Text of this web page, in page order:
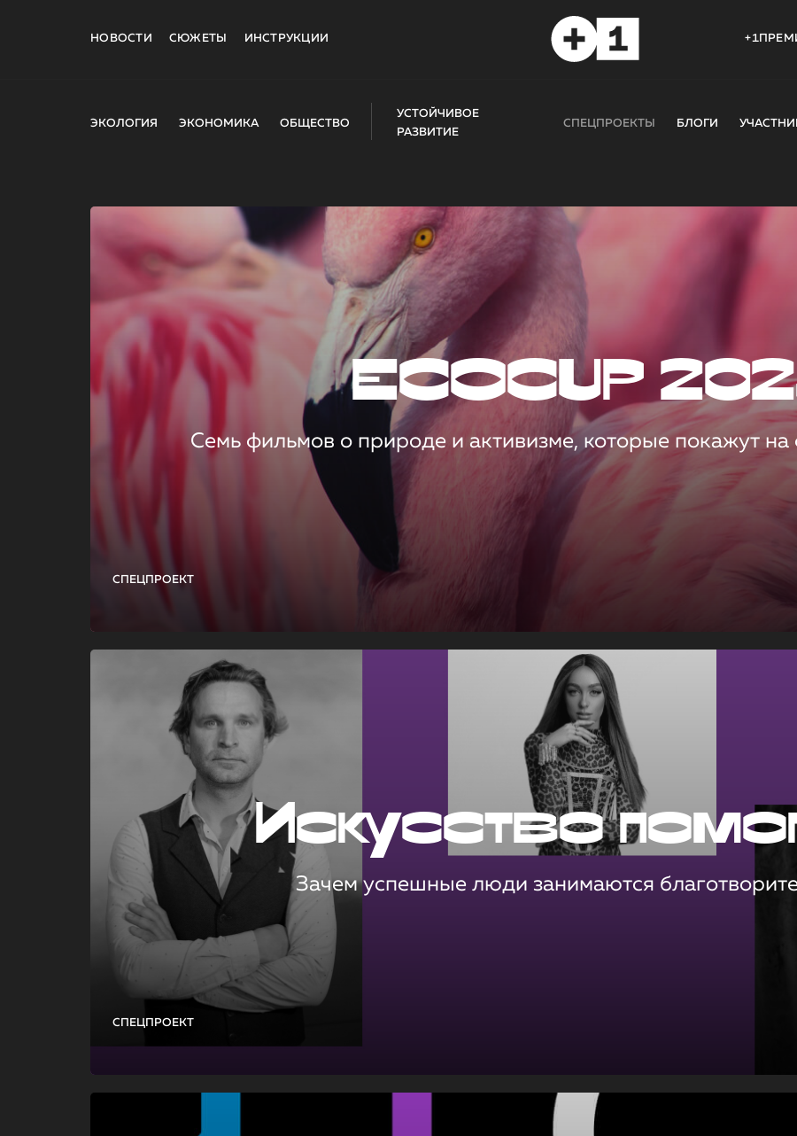
НОВОСТИ СЮЖЕТЫ ИНСТРУКЦИИ
ЭКОЛОГИЯ ЭКОНОМИКА ОБЩЕСТВО
УСТОЙЧИВОЕ
РАЗВИТИЕ
СПЕЦПРОЕКТЫ БЛОГИ
СПЕЦПРОЕКТ
ECOCUP
Семь фильмов о природе и активизме, которые покажут
СПЕЦПРОЕКТ
Искусство
Зачем успешные люди занимаются